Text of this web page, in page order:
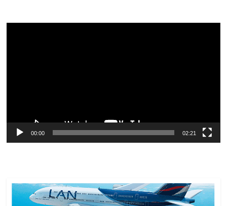
00:00 02:21